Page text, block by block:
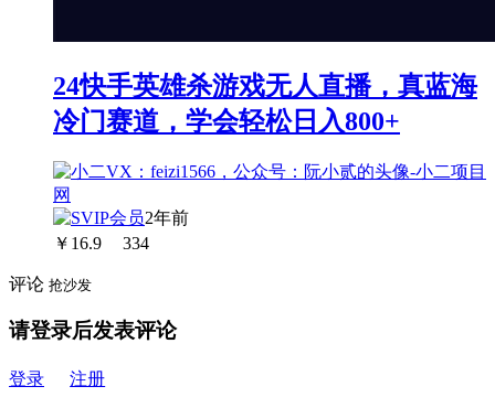
24快手英雄杀游戏无人直播，真蓝海
冷门赛道，学会轻松日入800+
2年前
￥ 16.9 334
评论 抢沙发
请登录后发表评论
登录 注册